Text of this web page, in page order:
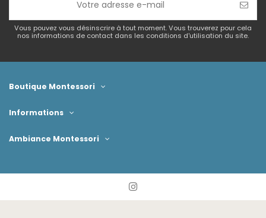
Vous pouvez vous désinscrire à tout moment. Vous trouverez pour cela
nos informations de contact dans les conditions d'utilisation du site.
Boutique Montessori
Informations
Ambiance Montessori